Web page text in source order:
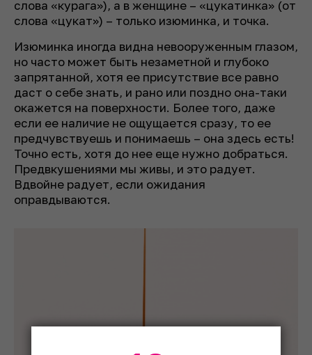
слова «курага»), а в женщине – «цукатинка» (от
слова «цукат») – только изюминка, и точка.
Изюминка иногда видна невооруженным глазом,
но часто может быть незаметной и глубоко
запрятанной, хотя ее присутствие все равно
даст о себе знать, и рано или поздно она-таки
окажется на поверхности. Более того, даже
если ее наличие не ощущается сразу, то ее
предчувствуешь и понимаешь – она здесь есть!
Точно есть, хотя до нее еще нужно добраться.
Предвкушениями мы живы, и это радует.
Вдвойне радует, если ожидания
оправдываются.